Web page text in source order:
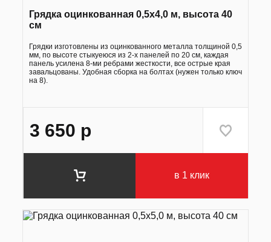
Грядка оцинкованная 0,5х4,0 м, высота 40
см
Грядки изготовлены из оцинкованного металла толщиной 0,5
мм, по высоте стыкуеюся из 2-х панелей по 20 см, каждая
панель усилена 8-ми ребрами жесткости, все острые края
завальцованы. Удобная сборка на болтах (нужен только ключ
на 8).
3 650 р
в 1 клик